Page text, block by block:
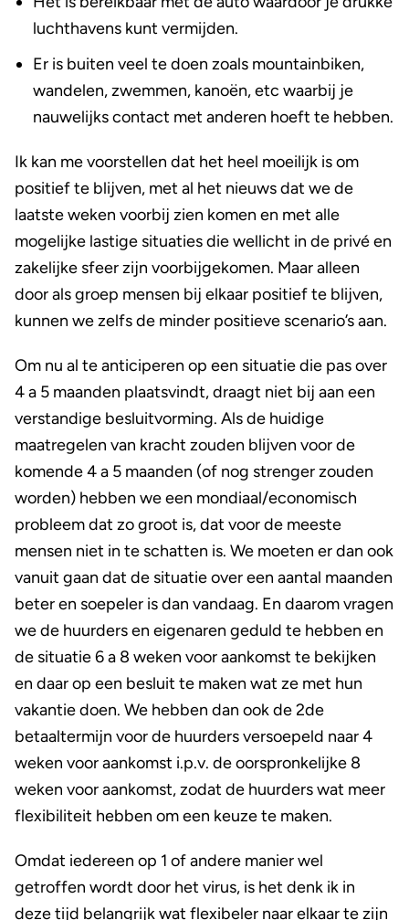
luchthavens kunt vermijden.
Er is buiten veel te doen zoals mountainbiken,
wandelen, zwemmen, kanoën, etc waarbij je
nauwelijks contact met anderen hoeft te hebben.
Ik kan me voorstellen dat het heel moeilijk is om
positief te blijven, met al het nieuws dat we de
laatste weken voorbij zien komen en met alle
mogelijke lastige situaties die wellicht in de privé en
zakelijke sfeer zijn voorbijgekomen. Maar alleen
door als groep mensen bij elkaar positief te blijven,
kunnen we zelfs de minder positieve scenario’s aan.
Om nu al te anticiperen op een situatie die pas over
4 a 5 maanden plaatsvindt, draagt niet bij aan een
verstandige besluitvorming. Als de huidige
maatregelen van kracht zouden blijven voor de
komende 4 a 5 maanden (of nog strenger zouden
worden) hebben we een mondiaal/economisch
probleem dat zo groot is, dat voor de meeste
mensen niet in te schatten is. We moeten er dan ook
vanuit gaan dat de situatie over een aantal maanden
beter en soepeler is dan vandaag. En daarom vragen
we de huurders en eigenaren geduld te hebben en
de situatie 6 a 8 weken voor aankomst te bekijken
en daar op een besluit te maken wat ze met hun
vakantie doen. We hebben dan ook de 2de
betaaltermijn voor de huurders versoepeld naar 4
weken voor aankomst i.p.v. de oorspronkelijke 8
weken voor aankomst, zodat de huurders wat meer
flexibiliteit hebben om een keuze te maken.
Omdat iedereen op 1 of andere manier wel
getroffen wordt door het virus, is het denk ik in
deze tijd belangrijk wat flexibeler naar elkaar te zijn